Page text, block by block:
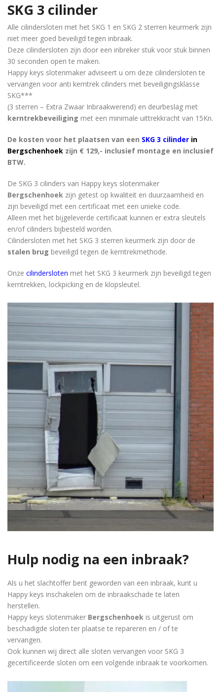
SKG 3 cilinder
Alle cilindersloten met het SKG 1 en SKG 2 sterren keurmerk zijn
niet meer goed beveiligd tegen inbraak.
Deze cilindersloten zijn door een inbreker stuk voor stuk binnen
30 seconden open te maken.
Happy keys slotenmaker adviseert u om deze cilindersloten te
vervangen voor anti kerntrek cilinders met beveiligingsklasse
SKG***
(3 sterren – Extra Zwaar Inbraakwerend) en deurbeslag met
kerntrekbeveiliging met een minimale uittrekkracht van 15Kn.
De kosten voor het plaatsen van een SKG 3 cilinder in
Bergschenhoek zijn € 129,- inclusief montage en inclusief
BTW.
De SKG 3 cilinders van Happy keys slotenmaker
Bergschenhoek zijn getest op kwaliteit en duurzaamheid en
zijn beveiligd met een certificaat met een unieke code.
Alleen met het bijgeleverde certificaat kunnen er extra sleutels
en/of cilinders bijbesteld worden.
Cilindersloten met het SKG 3 sterren keurmerk zijn door de
stalen brug beveiligd tegen de kerntrekmethode.
Onze cilindersloten met het SKG 3 keurmerk zijn beveiligd tegen
kerntrekken, lockpicking en de klopsleutel.
Hulp nodig na een inbraak?
Als u het slachtoffer bent geworden van een inbraak, kunt u
Happy keys inschakelen om de inbraakschade te laten
herstellen.
Happy keys slotenmaker Bergschenhoek is uitgerust om
beschadigde sloten ter plaatse te repareren en / of te
vervangen.
Ook kunnen wij direct alle sloten vervangen voor SKG 3
gecertificeerde sloten om een volgende inbraak te voorkomen.